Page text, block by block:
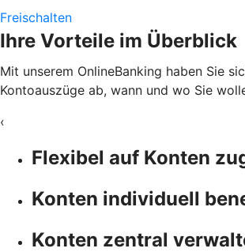
Freischalten
Ihre Vorteile im Überblick
Mit unserem OnlineBanking haben Sie
Kontoauszüge ab, wann und wo Sie
‹
Flexibel auf Konten
Konten individuell
Konten zentral